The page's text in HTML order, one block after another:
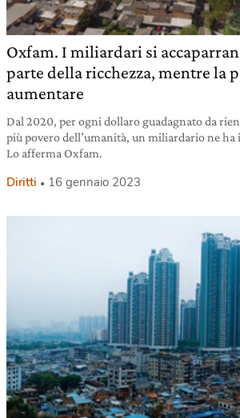
Oxfam. I miliardari si
parte della ricchezza, mentre la
aumentare
Dal 2020, per ogni dollaro guadagnato da
più povero dell’umanità, un miliardario ne ha
Lo afferma Oxfam.
Diritti 16 gennaio 2023